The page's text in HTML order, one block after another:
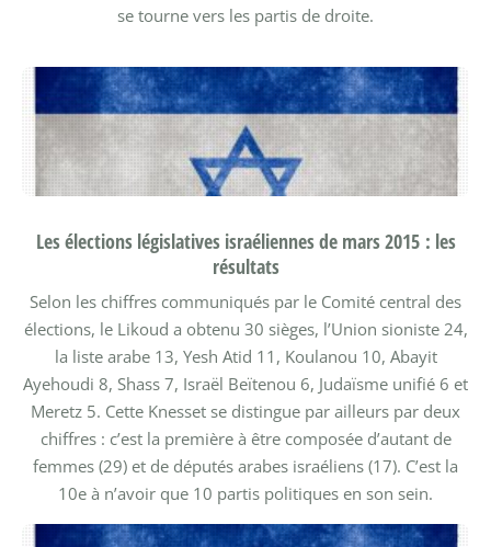
se tourne vers les partis de droite.
Les élections législatives israéliennes de mars 2015 : les
résultats
Selon les chiffres communiqués par le Comité central des
élections, le Likoud a obtenu 30 sièges, l’Union sioniste 24,
la liste arabe 13, Yesh Atid 11, Koulanou 10, Abayit
Ayehoudi 8, Shass 7, Israël Beïtenou 6, Judaïsme unifié 6 et
Meretz 5. Cette Knesset se distingue par ailleurs par deux
chiffres : c’est la première à être composée d’autant de
femmes (29) et de députés arabes israéliens (17). C’est la
10e à n’avoir que 10 partis politiques en son sein.